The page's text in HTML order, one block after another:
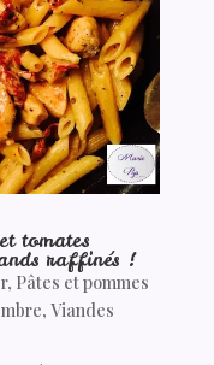
tomates
raffinés !
, Pâtes et pommes
, Viandes